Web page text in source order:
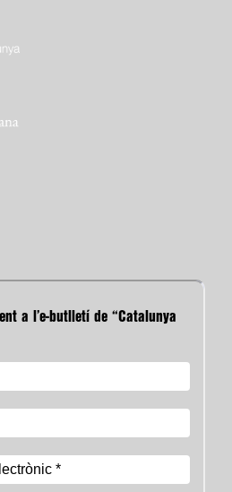
a l’e-butlletí de “Catalunya